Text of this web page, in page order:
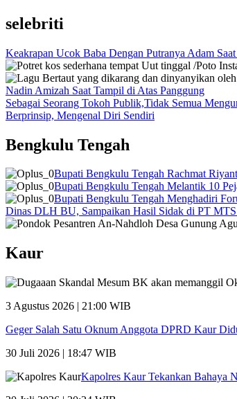
selebriti
Keakrapan Ucok Baba Dengan Putranya Adam
Nadin Amizah Saat Tampil di Atas Panggung
Sebagai Seorang Tokoh Publik,Tidak Semua
Berprinsip, Mengenal Diri Sendiri
Bengkulu Tengah
Bupati Bengkulu Tengah Rachmat
Bupati Bengkulu Tengah Melantik 10
Bupati Bengkulu Tengah Menghadiri
Dinas DLH BU, Sampaikan Hasil Sidak di PT
Kaur
3 Agustus 2026 | 21:00 WIB
Geger Salah Satu Oknum Anggota DPRD Kaur
30 Juli 2026 | 18:47 WIB
Kapolres Kaur Tekankan Bahaya